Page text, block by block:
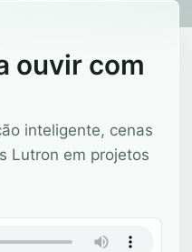
ouvir com
inteligente, cenas
Lutron em projetos